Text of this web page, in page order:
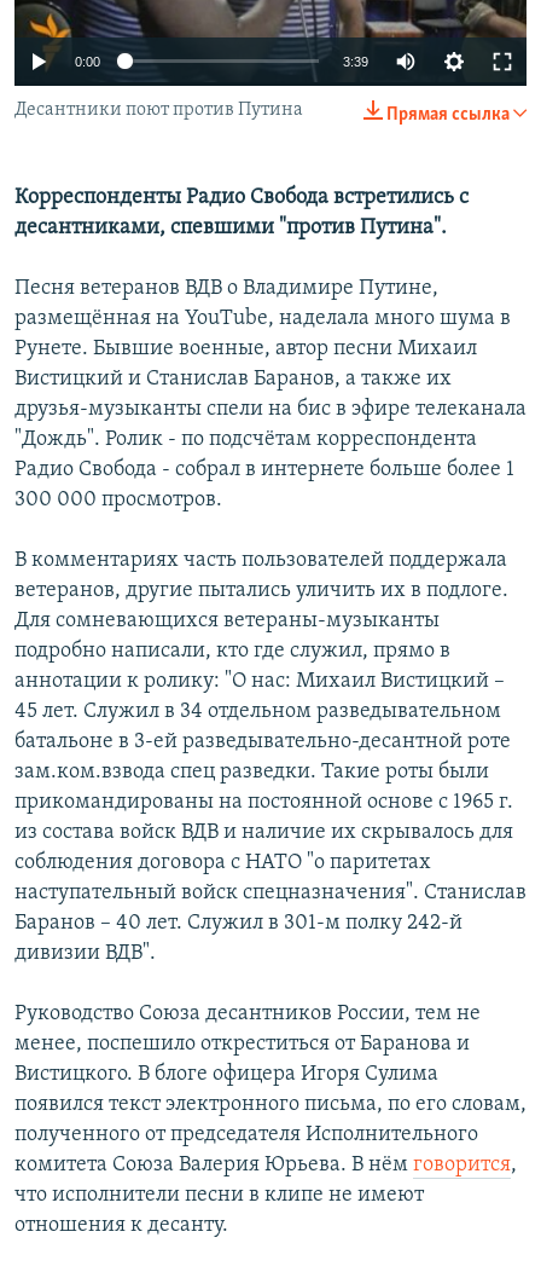
0:00 3:39
Прямая ссылка
Десантники поют против Путина
Корреспонденты Радио Свобода встретились с
десантниками, спевшими "против Путина".
Песня ветеранов ВДВ о Владимире Путине,
размещённая на YouTube, наделала много шума в
Рунете. Бывшие военные, автор песни Михаил
Вистицкий и Станислав Баранов, а также их
друзья-музыканты спели на бис в эфире телеканала
"Дождь". Ролик - по подсчётам корреспондента
Радио Свобода - собрал в интернете больше более 1
300 000 просмотров.
В комментариях часть пользователей поддержала
ветеранов, другие пытались уличить их в подлоге.
Для сомневающихся ветераны-музыканты
подробно написали, кто где служил, прямо в
аннотации к ролику: "О нас: Михаил Вистицкий –
45 лет. Служил в 34 отдельном разведывательном
батальоне в 3-ей разведывательно-десантной роте
зам.ком.взвода спец разведки. Такие роты были
прикомандированы на постоянной основе с 1965 г.
из состава войск ВДВ и наличие их скрывалось для
соблюдения договора с НАТО "о паритетах
наступательный войск спецназначения". Станислав
Баранов – 40 лет. Служил в 301-м полку 242-й
дивизии ВДВ".
Руководство Союза десантников России, тем не
менее, поспешило откреститься от Баранова и
Вистицкого. В блоге офицера Игоря Сулима
появился текст электронного письма, по его словам,
полученного от председателя Исполнительного
комитета Союза Валерия Юрьева. В нём говорится,
что исполнители песни в клипе не имеют
отношения к десанту.